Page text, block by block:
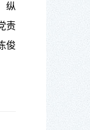
纵
责
俊